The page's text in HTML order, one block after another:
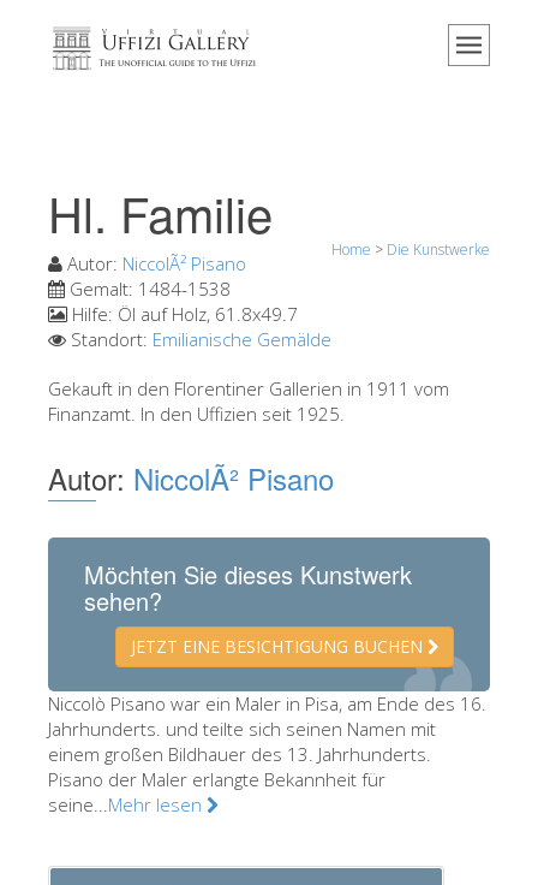
Home
Veranstaltungen & Ausstellungen
Besucher Bewertungen
Kontakt
Die Uffizien entdecken
Jetzt buchen
Die Kunstwerke
Die Künstler
Andere Museen
Bargello Museum
Galleria Accademia
Palatina Galerie
San Marco Museum
Hl. Familie
Home > Die Kunstwerke
Autor: NiccolÃ² Pisano
Gemalt: 1484-1538
Hilfe: Öl auf Holz, 61.8x49.7
Standort: Emilianische Gemälde
Gekauft in den Florentiner Gallerien in 1911 vom
Finanzamt. In den Uffizien seit 1925.
Autor: NiccolÃ² Pisano
Möchten Sie dieses Kunstwerk
sehen?
JETZT EINE BESICHTIGUNG BUCHEN
Niccolò Pisano war ein Maler in Pisa, am Ende des 16.
Jahrhunderts. und teilte sich seinen Namen mit
einem großen Bildhauer des 13. Jahrhunderts.
Pisano der Maler erlangte Bekannheit für
seine...Mehr lesen